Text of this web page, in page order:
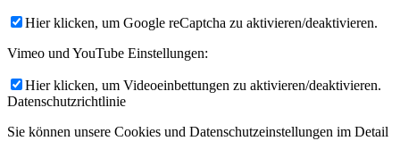
Hier klicken, um Google reCaptcha zu aktivieren/deaktivieren.
Vimeo und YouTube Einstellungen:
Hier klicken, um Videoeinbettungen zu aktivieren/deaktivieren.
Datenschutzrichtlinie
Sie können unsere Cookies und Datenschutzeinstellungen im Detail